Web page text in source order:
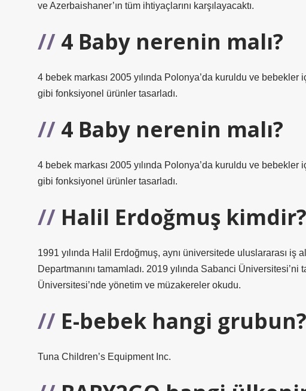
ve Azerbaishaner’ın tüm ihtiyaçlarını karşılayacaktı.
4 Baby nerenin malı?
4 bebek markası 2005 yılında Polonya’da kuruldu ve
gibi fonksiyonel ürünler tasarladı.
4 Baby nerenin malı?
4 bebek markası 2005 yılında Polonya’da kuruldu ve
gibi fonksiyonel ürünler tasarladı.
Halil Erdoğmuş kimdir?
1991 yılında Halil Erdoğmuş, aynı üniversitede uluslararası iş
Departmanını tamamladı. 2019 yılında Sabanci
Üniversitesi’nde yönetim ve müzakereler okudu.
E-bebek hangi grubun?
Tuna Children’s Equipment Inc.